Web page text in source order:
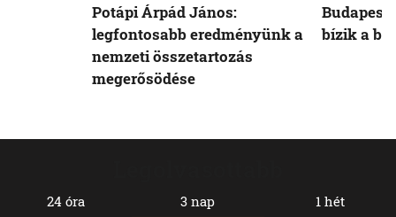
24 óra 3 nap 1 hét
Potápi Árpád János:
legfontosabb eredményünk a
nemzeti összetartozás
megerősödése
Budapest
bízik a